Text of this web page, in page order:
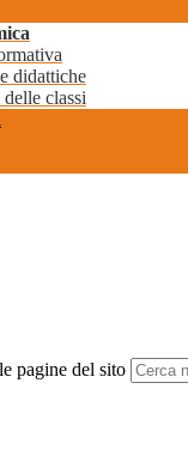
didattiche
classi
pagine del sito